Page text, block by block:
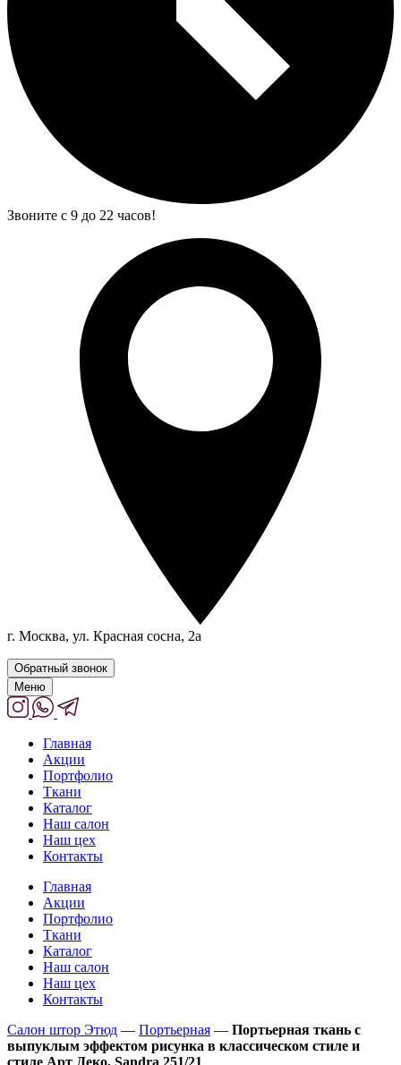
Звоните с 9 до 22 часов!
г. Москва, ул. Красная сосна, 2а
Обратный звонок
Меню
Главная
Акции
Портфолио
Ткани
Каталог
Наш салон
Наш цех
Контакты
Главная
Акции
Портфолио
Ткани
Каталог
Наш салон
Наш цех
Контакты
Салон штор Этюд — Портьерная — Портьерная ткань с
выпуклым эффектом рисунка в классическом стиле и
стиле Арт Деко, Sandra 251/21